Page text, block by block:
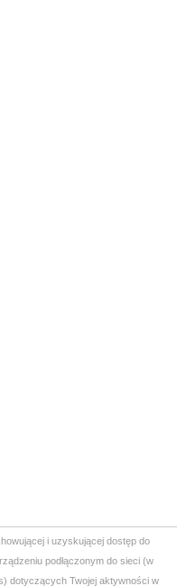
i uzyskującej dostęp do
podłączonym do sieci (w
dotyczących Twojej aktywności w